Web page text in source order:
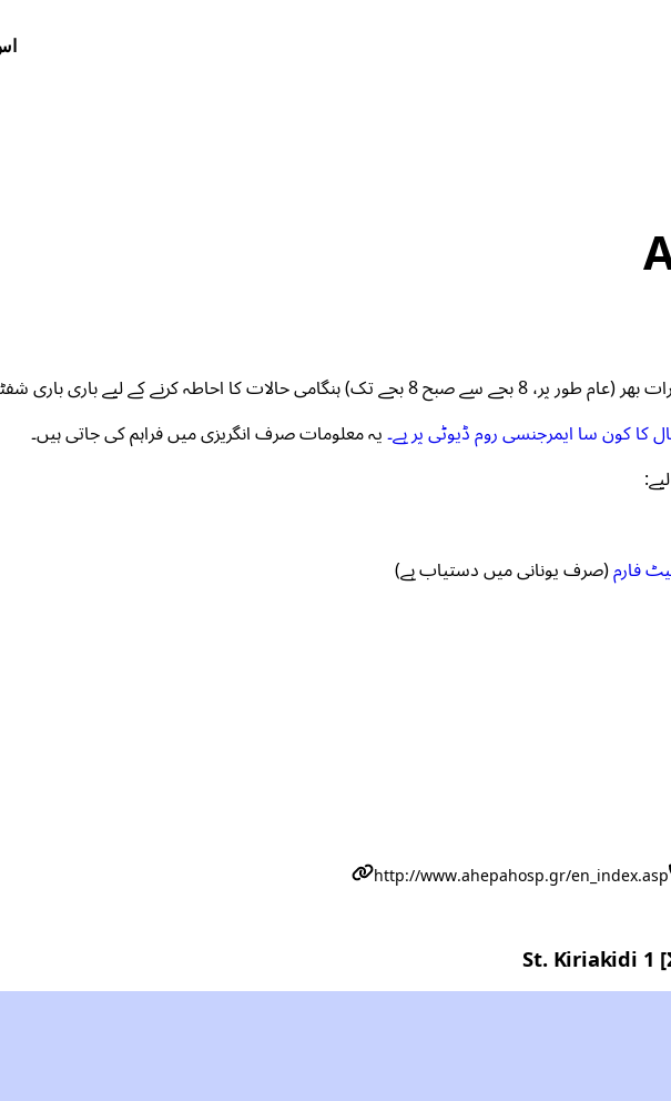
کرنے کے لیے باری باری شفٹوں پر کام کرتے ہیں۔
کا کون سا ایمرجنسی روم ڈیوٹی پر ہے۔یہ معلومات صرف انگریزی میں فراہم کی جاتی ہیں۔
فارم(صرف یونانی میں دستیاب ہے)
http://www.ahepahosp.gr/en_index.asp
St. Kiriakidi 1